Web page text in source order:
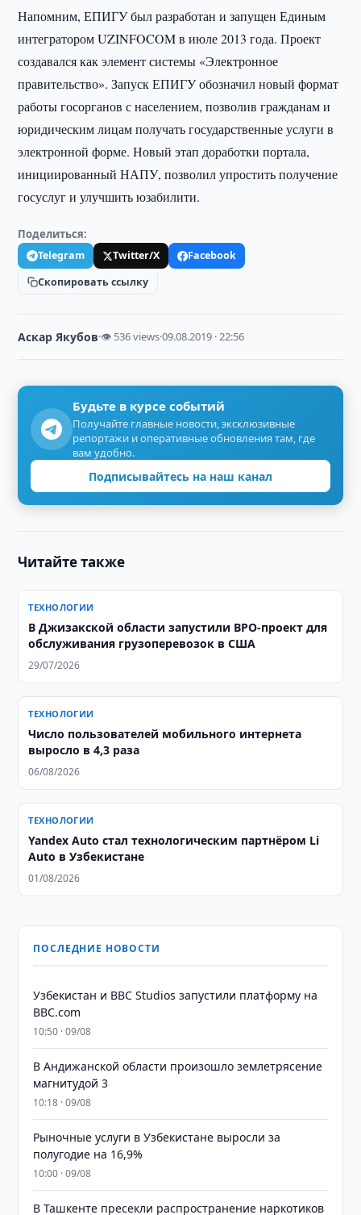
Напомним, ЕПИГУ был разработан и запущен Единым
интегратором UZINFOCOM в июле 2013 года. Проект
создавался как элемент системы «Электронное
правительство». Запуск ЕПИГУ обозначил новый формат
работы госорганов с населением, позволив гражданам и
юридическим лицам получать государственные услуги в
электронной форме. Новый этап доработки портала,
инициированный НАПУ, позволил упростить получение
госуслуг и улучшить юзабилити.
Поделиться:
Telegram Twitter/X
Facebook
Скопировать ссылку
Аскар Якубов·👁 536 views·09.08.2019 · 22:56
Будьте в курсе событий
Получайте главные новости, эксклюзивные
репортажи и оперативные обновления там, где
вам удобно.
Подписывайтесь на наш канал
Читайте также
ТЕХНОЛОГИИ
В Джизакской области запустили BPO-проект для
обслуживания грузоперевозок в США
29/07/2026
ТЕХНОЛОГИИ
Число пользователей мобильного интернета
выросло в 4,3 раза
06/08/2026
ТЕХНОЛОГИИ
Yandex Auto стал технологическим партнёром Li
Auto в Узбекистане
01/08/2026
ПОСЛЕДНИЕ НОВОСТИ
Узбекистан и BBC Studios запустили платформу на
BBC.com
10:50 · 09/08
В Андижанской области произошло землетрясение
магнитудой 3
10:18 · 09/08
Рыночные услуги в Узбекистане выросли за
полугодие на 16,9%
10:00 · 09/08
В Ташкенте пресекли распространение наркотиков